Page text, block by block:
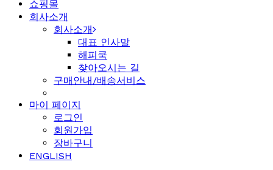
쇼핑몰
회사소개
회사소개
대표 인사말
해피쿡
찾아오시는 길
구매안내/배송서비스
마이 페이지
로그인
회원가입
장바구니
ENGLISH